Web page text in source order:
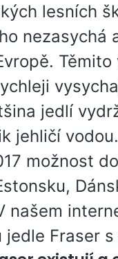
lesních
nezasychá
jedlí
jehličí
možnost
našem
Fraser